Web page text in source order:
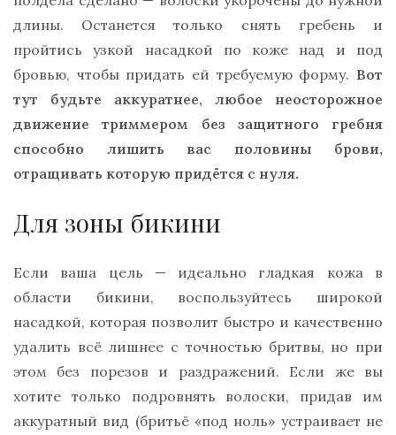
длины. Останется только снять гребень и
пройтись узкой насадкой по коже над и под
бровью, чтобы придать ей требуемую форму. Вот
тут будьте аккуратнее, любое неосторожное
движение триммером без защитного гребня
способно лишить вас половины брови,
отращивать которую придётся с нуля.
Для зоны бикини
Если ваша цель — идеально гладкая кожа в
области бикини, воспользуйтесь широкой
насадкой, которая позволит быстро и качественно
удалить всё лишнее с точностью бритвы, но при
этом без порезов и раздражений. Если же вы
хотите только подровнять волоски, придав им
аккуратный вид (бритьё «под ноль» устраивает не